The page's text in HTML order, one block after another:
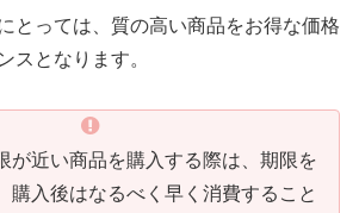
とっては、質の高い商品をお得な価格
スとなります。
が近い商品を購入する際は、期限を
購入後はなるべく早く消費すること